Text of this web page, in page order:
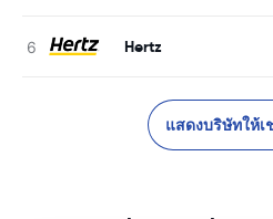
Hertz
แสดงบริษัทให้เ